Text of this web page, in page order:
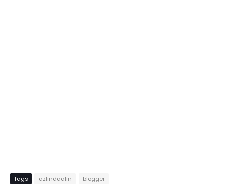
Tags azlindaalin blogger